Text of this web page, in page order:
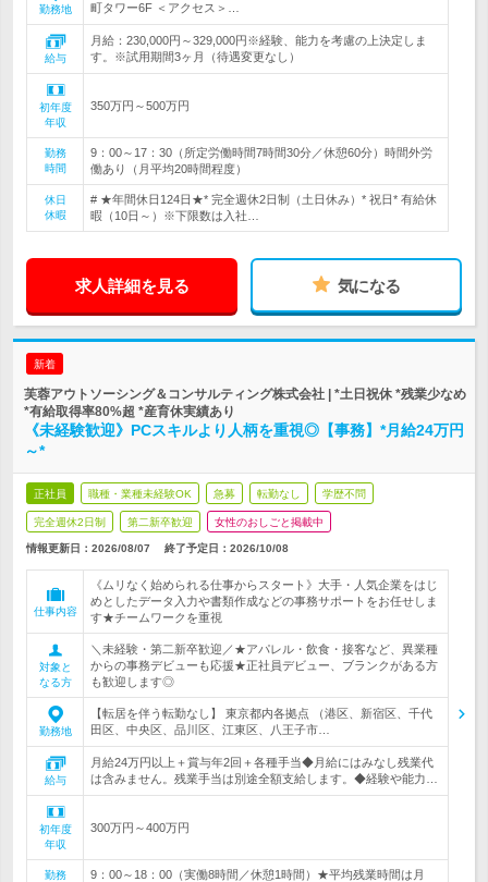
勤務地
町タワー6F ＜アクセス＞…
給与
月給：230,000円～329,000円※経験、能力を考慮の上決定しま
す。※試用期間3ヶ月（待遇変更なし）
初年度
年収
350万円～500万円
勤務
時間
9：00～17：30（所定労働時間7時間30分／休憩60分）時間外労
働あり（月平均20時間程度）
休日
休暇
# ★年間休日124日★* 完全週休2日制（土日休み）* 祝日* 有給休
暇（10日～）※下限数は入社…
求人詳細を見る 気になる
新着
芙蓉アウトソーシング＆コンサルティング株式会社 | *土日祝休 *残業少なめ
*有給取得率80%超 *産育休実績あり
《未経験歓迎》PCスキルより人柄を重視◎【事務】*月給24万円
～*
正社員 職種・業種未経験OK 急募 転勤なし 学歴不問
完全週休2日制 第二新卒歓迎 女性のおしごと掲載中
情報更新日：2026/08/07 終了予定日： 2026/10/08
仕事内容
《ムリなく始められる仕事からスタート》大手・人気企業をはじ
めとしたデータ入力や書類作成などの事務サポートをお任せしま
す★チームワークを重視
対象と
なる方
＼未経験・第二新卒歓迎／★アパレル・飲食・接客など、異業種
からの事務デビューも応援★正社員デビュー、ブランクがある方
も歓迎します◎
勤務地
【転居を伴う転勤なし】 東京都内各拠点 （港区、新宿区、千代
田区、中央区、品川区、江東区、八王子市…
給与
月給24万円以上＋賞与年2回＋各種手当◆月給にはみなし残業代
は含みません。残業手当は別途全額支給します。◆経験や能力…
初年度
年収
300万円～400万円
勤務
9：00～18：00（実働8時間／休憩1時間）★平均残業時間は月